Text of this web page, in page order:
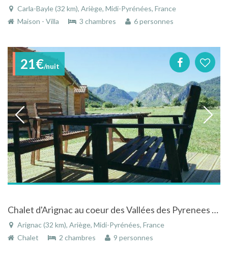
Carla-Bayle (32 km), Ariège, Midi-Pyrénées, France
Maison - Villa
3 chambres 6 personnes
21€/nuit
Chalet d'Arignac au coeur des Vallées des Pyrenees Ariegeoises
Arignac (32 km), Ariège, Midi-Pyrénées, France
Chalet
2 chambres 9 personnes